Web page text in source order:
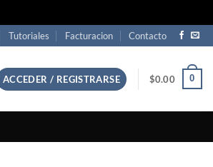
Tutoriales Facturacion Contacto
ACCEDER / REGISTRARSE $0.00 0